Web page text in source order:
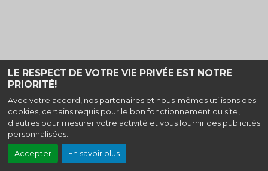
LE RESPECT DE VOTRE VIE PRIVÉE EST NOTRE
PRIORITÉ!
Avec votre accord, nos partenaires et nous-mêmes utilisons des
cookies, certains requis pour le bon fonctionnement du site,
d'autres pour mesurer votre activité et vous fournir des publicités
personnalisées.
Accepter En savoir plus